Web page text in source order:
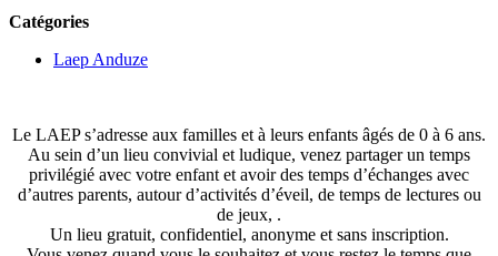
Catégories
Laep Anduze
Le LAEP s’adresse aux familles et à leurs enfants âgés de 0 à 6 ans.
Au sein d’un lieu convivial et ludique, venez partager un temps
privilégié avec votre enfant et avoir des temps d’échanges avec
d’autres parents, autour d’activités d’éveil, de temps de lectures ou
de jeux, .
Un lieu gratuit, confidentiel, anonyme et sans inscription.